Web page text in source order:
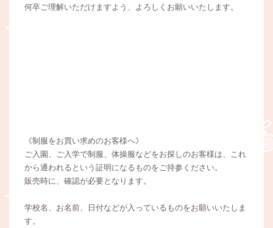
何卒ご理解いただけますよう、よろしくお願いいたします。
《制服をお買い求めのお客様へ》
ご入園、ご入学で制服、体操服などをお探しのお客様は、これ
から通われるという証明になるものをご持参ください。
販売時に、確認が必要となります。
学校名、お名前、日付などが入っているものをお願いいたしま
す。